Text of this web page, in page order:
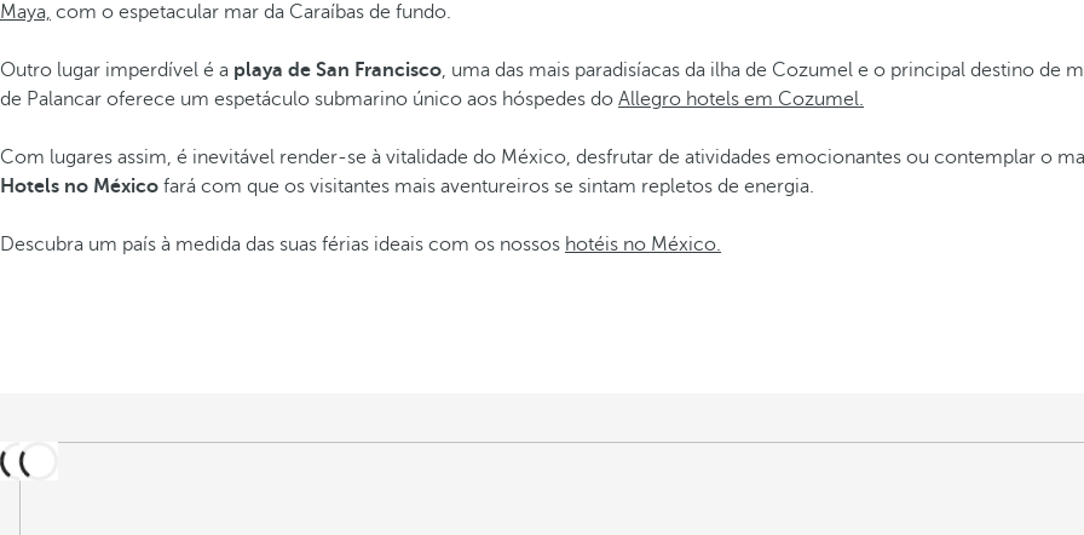
Maya, com o espetacular mar da Caraíbas de fundo.
Outro lugar imperdível é a playa de San Francisco, uma das mais paradisíacas da ilha de Cozumel e o principal destino
de Palancar oferece um espetáculo submarino único aos hóspedes do Allegro hotels em Cozumel.
Com lugares assim, é inevitável render-se à vitalidade do México, desfrutar de atividades emocionantes ou contemplar o
Hotels no México fará com que os visitantes mais aventureiros se sintam repletos de energia.
Descubra um país à medida das suas férias ideais com os nossos hotéis no México.